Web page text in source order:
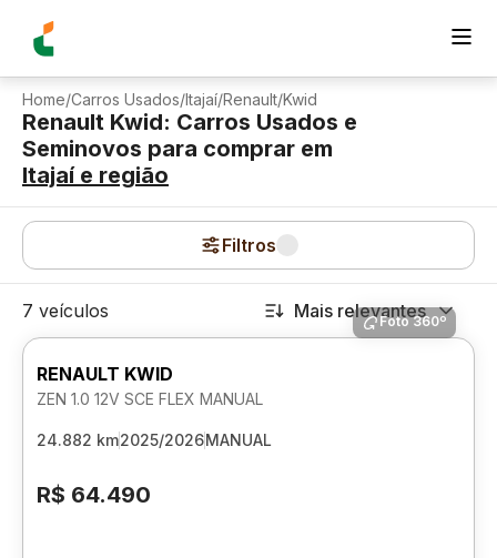
Home/Carros Usados/Itajaí/Renault/Kwid
Renault Kwid: Carros Usados e
Seminovos para comprar em
Itajaíe região
Filtros
7 veículos Mais relevantes
Foto 360º
RENAULT KWID
ZEN 1.0 12V SCE FLEX MANUAL
24.882 km2025/2026MANUAL
R$ 64.490